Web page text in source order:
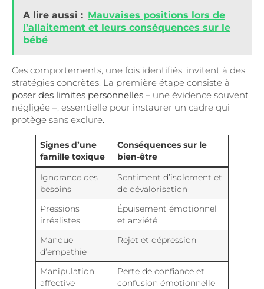
A lire aussi : Mauvaises positions lors de
l’allaitement et leurs conséquences sur le
bébé
Ces comportements, une fois identifiés, invitent à des
stratégies concrètes. La première étape consiste à
poser des limites personnelles – une évidence souvent
négligée –, essentielle pour instaurer un cadre qui
protège sans exclure.
Signes d’une
famille toxique
Conséquences sur le
bien-être
Ignorance des
besoins
Sentiment d’isolement et
de dévalorisation
Pressions
irréalistes
Épuisement émotionnel
et anxiété
Manque
d’empathie
Rejet et dépression
Manipulation
affective
Perte de confiance et
confusion émotionnelle